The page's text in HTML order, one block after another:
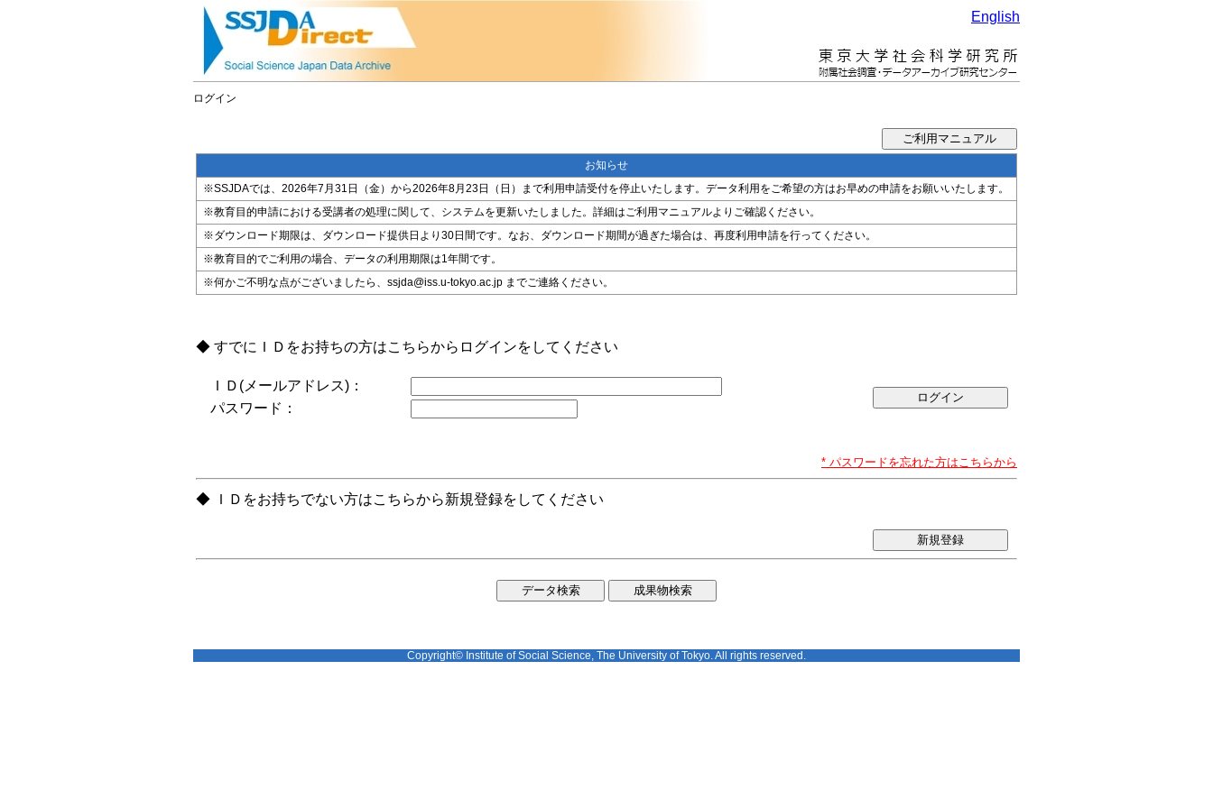
English
ログイン
お知らせ
※SSJDAでは、2026年7月31日（金）から2026年8月23日（日）まで利用申請受付を停止いたします。データ利用をご希望の方はお早めの申請をお願いいたします。
※教育目的申請における受講者の処理に関して、システムを更新いたしました。詳細はご利用マニュアルよりご確認ください。
※ダウンロード期限は、ダウンロード提供日より30日間です。なお、ダウンロード期間が過ぎた場合は、再度利用申請を行ってください。
※教育目的でご利用の場合、データの利用期限は1年間です。
※何かご不明な点がございましたら、ssjda@iss.u-tokyo.ac.jp までご連絡ください。
◆ すでにＩＤをお持ちの方はこちらからログインをしてください
ＩＤ(メールアドレス)：
パスワード：
* パスワードを忘れた方はこちらから
◆ ＩＤをお持ちでない方はこちらから新規登録をしてください
新規登録
Copyright© Institute of Social Science, The University of Tokyo. All rights reserved.